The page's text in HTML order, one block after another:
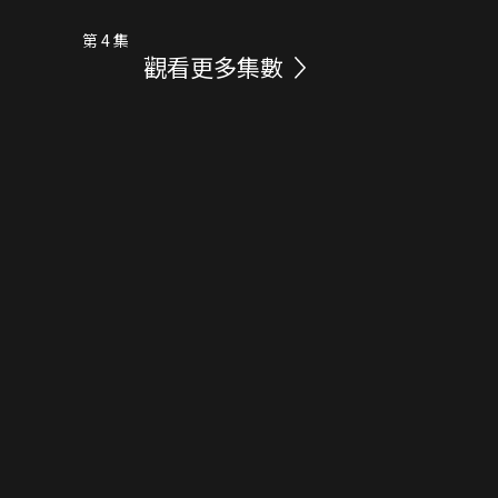
第 4 集
觀看更多集數